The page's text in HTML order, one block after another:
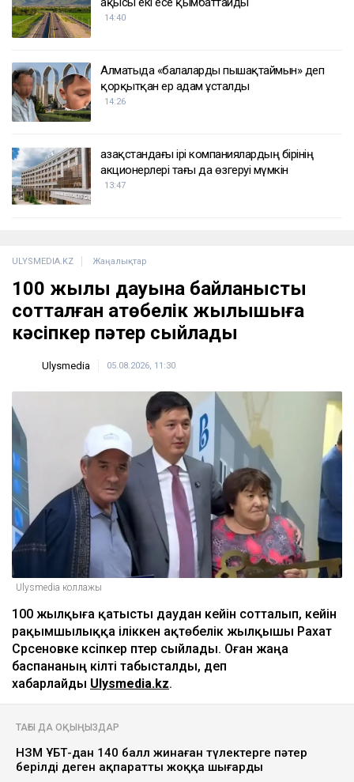
14:40
Алматыда «балаларды пышақтаймын» деп
қорқытқан ер адам ұсталды
14:26
Қазақстандағы ірі компаниялардың бірінің
акционерлері тағы да өзгеруі мүмкін
13:47
ULYSMEDIA.KZ Жаңалықтар
100 жылқы дауына байланысты
сотталған ақтөбелік жылқышыға
кәсіпкер пәтер сыйлады
Ulysmedia 05.08.2026, 11:30
Ulysmedia коллажы
100 жылқыға қатысты даудан кейін сотталып, кейін
рақымшылыққа іліккен ақтөбелік жылқышы Рахат
Сәрсеновке кәсіпкер пәтер сыйлады. Оған жаңа
баспананың кілті табысталды, деп
хабарлайды Ulysmedia.kz.
ТАҒЫ ДА ОҚЫҢЫЗДАР
НЗМ ҰБТ-дан 140 балл жинаған түлектерге пәтер
берілді деген ақпаратты жоққа шығарды